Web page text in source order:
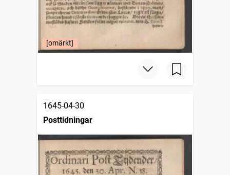
[omärkt]
1645-04-30
Posttidningar